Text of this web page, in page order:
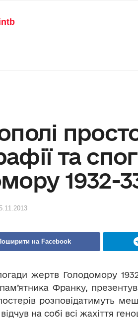
та
1932-
на Facebook
жертв Голодомору
Франку,
розповідатимуть
на собі всі жахіття